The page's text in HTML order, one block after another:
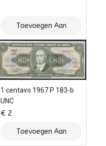
Toevoegen Aan
Winkelwagen
1 centavo 1967 P 183-b
UNC
€ 2
Toevoegen Aan
Winkelwagen